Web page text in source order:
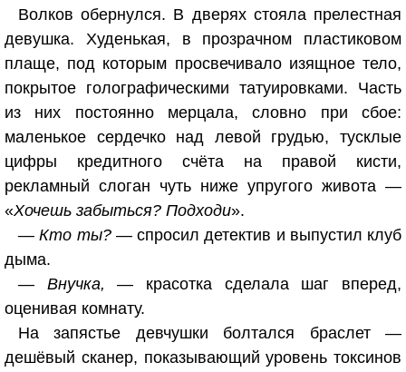
Волков обернулся. В дверях стояла прелестная
девушка. Худенькая, в прозрачном пластиковом
плаще, под которым просвечивало изящное тело,
покрытое голографическими татуировками. Часть
из них постоянно мерцала, словно при сбое:
маленькое сердечко над левой грудью, тусклые
цифры кредитного счёта на правой кисти,
рекламный слоган чуть ниже упругого живота —
«Хочешь забыться? Подходи».
— Кто ты?— спросил детектив и выпустил клуб
дыма.
— Внучка, — красотка сделала шаг вперед,
оценивая комнату.
На запястье девчушки болтался браслет —
дешёвый сканер, показывающий уровень токсинов